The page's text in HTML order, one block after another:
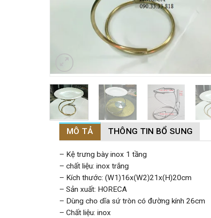
MÔ TẢ THÔNG TIN BỔ SUNG
– Kệ trưng bày inox 1 tầng
– chất liệu: inox trắng
– Kích thước: (W1)16x(W2)21x(H)20cm
– Sản xuất: HORECA
– Dùng cho dĩa sứ tròn có đường kính 26cm
– Chất liệu: inox